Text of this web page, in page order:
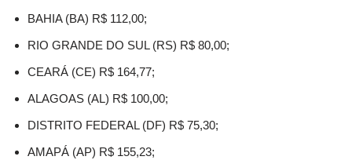
BAHIA (BA) R$ 112,00;
RIO GRANDE DO SUL (RS) R$ 80,00;
CEARÁ (CE) R$ 164,77;
ALAGOAS (AL) R$ 100,00;
DISTRITO FEDERAL (DF) R$ 75,30;
AMAPÁ (AP) R$ 155,23;